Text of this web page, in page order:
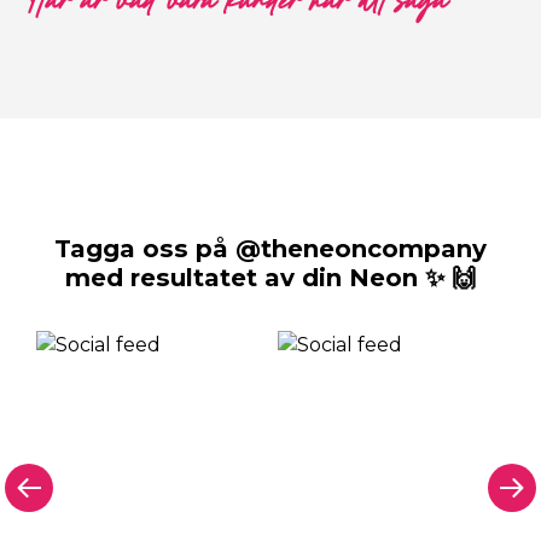
Tagga oss på @theneoncompany
med resultatet av din Neon ✨ 🙌